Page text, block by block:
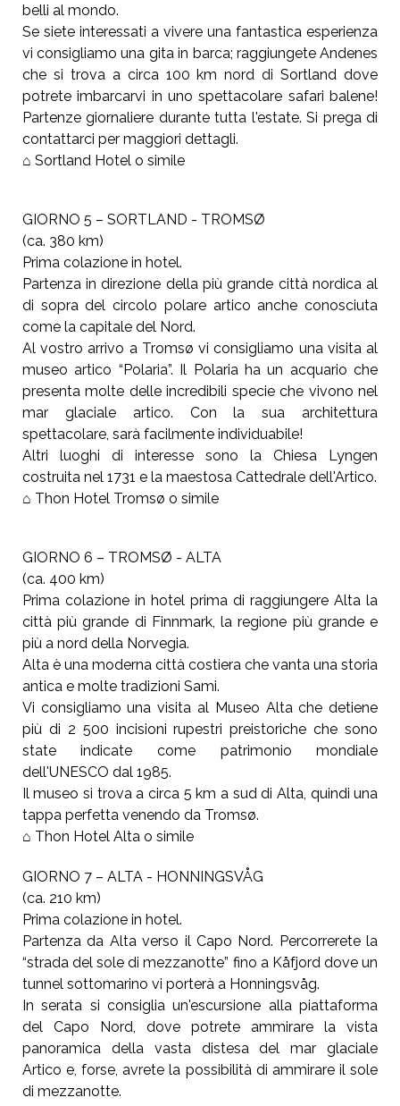
belli al mondo.
Se siete interessati a vivere una fantastica esperienza
vi consigliamo una gita in barca; raggiungete Andenes
che si trova a circa 100 km nord di Sortland dove
potrete imbarcarvi in uno spettacolare safari balene!
Partenze giornaliere durante tutta l'estate. Si prega di
contattarci per maggiori dettagli.
⌂ Sortland Hotel o simile
GIORNO 5 – SORTLAND - TROMSØ
(ca. 380 km)
Prima colazione in hotel.
Partenza in direzione della più grande città nordica al
di sopra del circolo polare artico anche conosciuta
come la capitale del Nord.
Al vostro arrivo a Tromsø vi consigliamo una visita al
museo artico “Polaria”. Il Polaria ha un acquario che
presenta molte delle incredibili specie che vivono nel
mar glaciale artico. Con la sua architettura
spettacolare, sarà facilmente individuabile!
Altri luoghi di interesse sono la Chiesa Lyngen
costruita nel 1731 e la maestosa Cattedrale dell'Artico.
⌂ Thon Hotel Tromsø o simile
GIORNO 6 – TROMSØ - ALTA
(ca. 400 km)
Prima colazione in hotel prima di raggiungere Alta la
città più grande di Finnmark, la regione più grande e
più a nord della Norvegia.
Alta è una moderna città costiera che vanta una storia
antica e molte tradizioni Sami.
Vi consigliamo una visita al Museo Alta che detiene
più di 2 500 incisioni rupestri preistoriche che sono
state indicate come patrimonio mondiale
dell'UNESCO dal 1985.
Il museo si trova a circa 5 km a sud di Alta, quindi una
tappa perfetta venendo da Tromsø.
⌂ Thon Hotel Alta o simile
GIORNO 7 – ALTA - HONNINGSVÅG
(ca. 210 km)
Prima colazione in hotel.
Partenza da Alta verso il Capo Nord. Percorrerete la
“strada del sole di mezzanotte” fino a Kåfjord dove un
tunnel sottomarino vi porterà a Honningsvåg.
In serata si consiglia un'escursione alla piattaforma
del Capo Nord, dove potrete ammirare la vista
panoramica della vasta distesa del mar glaciale
Artico e, forse, avrete la possibilità di ammirare il sole
di mezzanotte.